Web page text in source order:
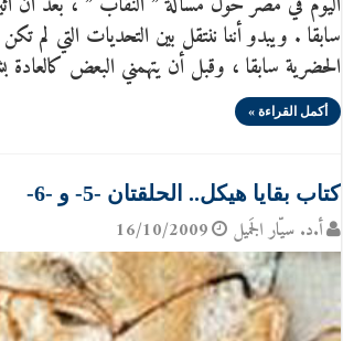
سابقا . ويبدو أننا ننتقل بين التحديات التي لم تكن
الحضرية سابقا ، وقبل أن يتهمني البعض
أكمل القراءة »
كتاب بقايا هيكل.. الحلقتان -5- و -6-
أ.د. سيّار الجَميل 16/10/2009